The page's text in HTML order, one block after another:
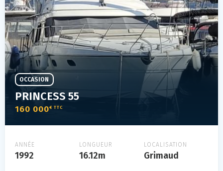
PRINCESS 55
160 000€ TTC
OCCASION
ANNÉE
1992
LONGUEUR
16.12m
LOCALISATION
Grimaud